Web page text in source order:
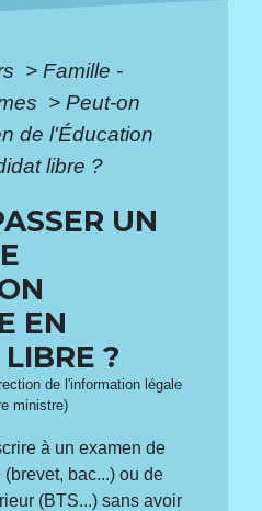
> Famille -
> Peut-on
de l'Éducation
libre ?
UN
EN
?
de l'information légale
ministre)
à un examen de
bac...) ou de
(BTS...) sans avoir